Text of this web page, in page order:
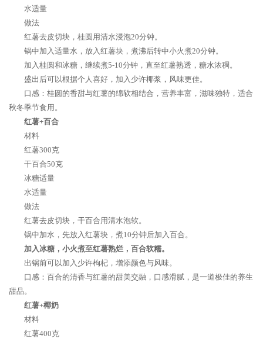
水适量
做法
红薯去皮切块，桂圆用清水浸泡20分钟。
锅中加入适量水，放入红薯块，煮沸后转中小火煮20分钟。
加入桂圆和冰糖，继续煮5-10分钟，直至红薯熟透，糖水浓稠。
盛出后可以根据个人喜好，加入少许椰浆，风味更佳。
口感：桂圆的香甜与红薯的绵软相结合，营养丰富，滋味独特，适合
秋冬季节食用。
红薯+百合
材料
红薯300克
干百合50克
冰糖适量
水适量
做法
红薯去皮切块，干百合用清水泡软。
锅中加水，先放入红薯块，煮10分钟后加入百合。
加入冰糖，小火煮至红薯熟烂，百合软糯。
出锅前可以加入少许枸杞，增添颜色与风味。
口感：百合的清香与红薯的甜美交融，口感滑腻，是一道极佳的养生
甜品。
红薯+椰奶
材料
红薯400克